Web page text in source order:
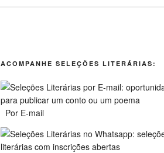
ACOMPANHE SELEÇÕES LITERÁRIAS:
Por E-mail